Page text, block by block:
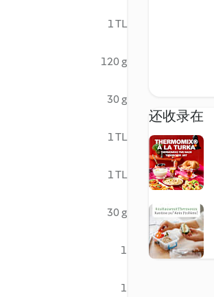
1 TL
120 g
30 g
1 TL
1 TL
30 g
1
1
还收录在